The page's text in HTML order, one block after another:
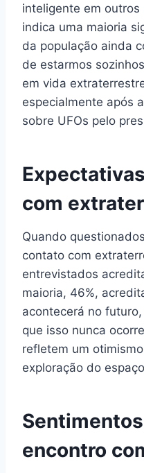
inteligente em
indica uma maioria
da população ainda
de estarmos
em vida
especialmente após
sobre UFOs pelo
com
Quando
contato com
entrevistados
maioria, 46%,
acontecerá no
que isso nunca
refletem um
exploração do
encontro